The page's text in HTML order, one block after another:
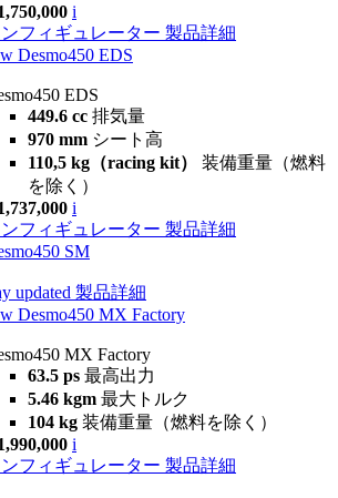
i
フィギュレーター 製品詳細
Desmo450 EDS
EDS
449.6 cc 排気量
970 mm シート高
110,5 kg（racing kit） 装備重量（燃料
を除く）
i
フィギュレーター 製品詳細
SM
updated 製品詳細
Desmo450 MX Factory
MX Factory
63.5 ps 最高出力
5.46 kgm 最大トルク
104 kg 装備重量（燃料を除く）
i
フィギュレーター 製品詳細